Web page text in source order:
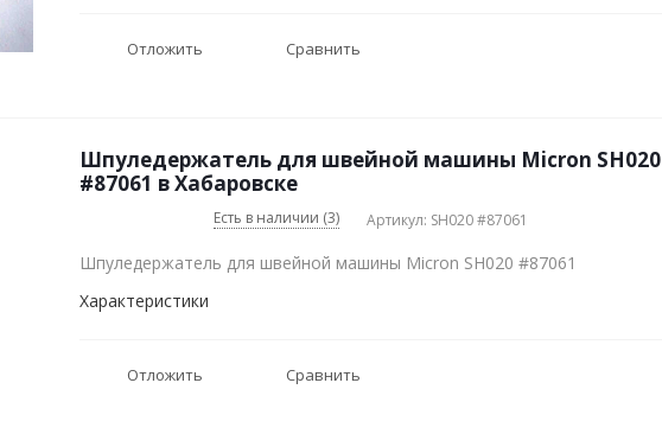
Отложить Сравнить
Шпуледержатель для швейной машины Micron SH020
#87061 в Хабаровске
Есть в наличии (3) Артикул: SH020 #87061
Шпуледержатель для швейной машины Micron SH020 #87061
Характеристики
Отложить Сравнить